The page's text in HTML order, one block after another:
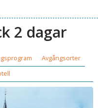
2 dagar
Avgångsorter